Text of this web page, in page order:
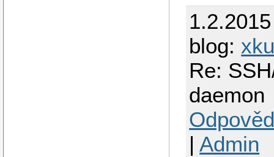
blog:
Re:
daemon
|Admin